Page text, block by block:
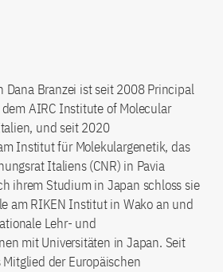
Dana Branzei ist seit 2008 Principal
AIRC Institute of Molecular
und seit 2020
Institut für Molekulargenetik, das
Italiens (CNR) in Pavia
ihrem Studium in Japan schloss sie
am RIKEN Institut in Wako an und
Lehr- und
mit Universitäten in Japan. Seit
der Europäischen